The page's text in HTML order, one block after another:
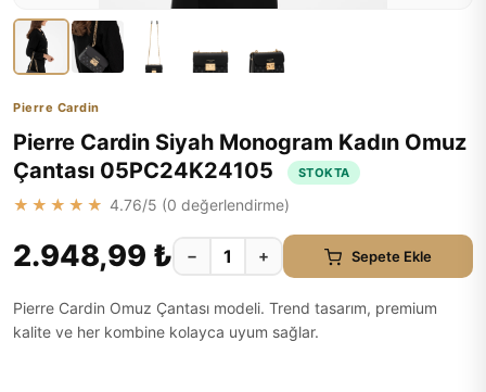
Pierre Cardin
Pierre Cardin Siyah Monogram Kadın Omuz
Çantası 05PC24K24105
STOKTA
★★★★★ 4.76/5 (0 değerlendirme)
2.948,99 ₺ − + Sepete Ekle
Pierre Cardin Omuz Çantası modeli. Trend tasarım, premium
kalite ve her kombine kolayca uyum sağlar.